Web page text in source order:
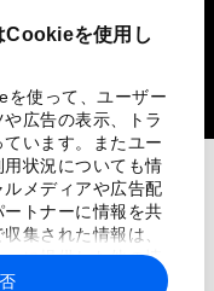
Cookieを使用し
を使って、ユーザー
広告の表示、トラ
います。またユー
状況についても情
メディアや広告配
トナーに情報を共
集された情報は、
ーに提供した他の情
ビスを使用した際